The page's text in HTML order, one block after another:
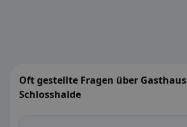
Oft gestellte Fragen über Gasthaus
Schlosshalde